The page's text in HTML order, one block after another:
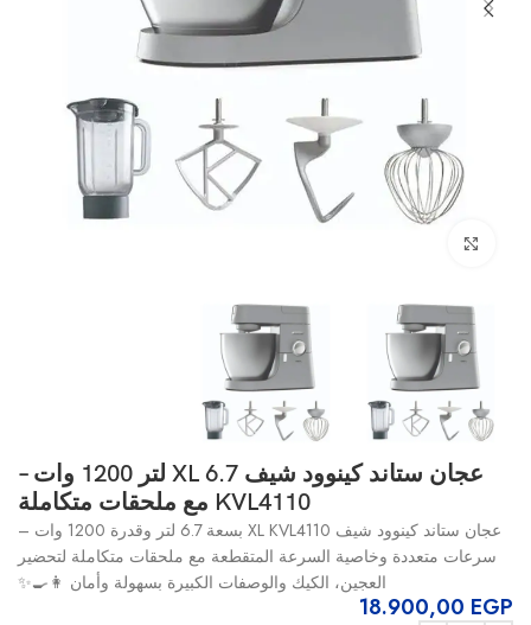
عجان ستاند كينوود شيف XL 6.7 لتر 1200 وات –
KVL4110 مع ملحقات متكاملة
عجان ستاند كينوود شيف XL KVL4110 بسعة 6.7 لتر وقدرة 1200 وات –
سرعات متعددة وخاصية السرعة المتقطعة مع ملحقات متكاملة لتحضير
العجين، الكيك والوصفات الكبيرة بسهولة وأمان 👩‍🍳✨
18.900,00 EGP